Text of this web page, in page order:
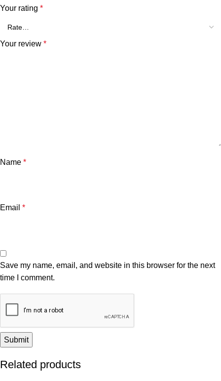
Your rating *
Your review *
Name *
Email *
Save my name, email, and website in this browser for the next
time I comment.
Related products